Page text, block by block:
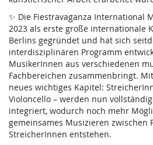
✨ Die Fiestravaganza International
2023 als erste große internationale
Berlins gegründet und hat sich
interdisziplinären Programm
MusikerInnen aus verschiedenen
Fachbereichen zusammenbringt.
neues wichtiges Kapitel:
Violoncello – werden nun
integriert, wodurch noch mehr
gemeinsames Musizieren zwischen
StreicherInnen entstehen.